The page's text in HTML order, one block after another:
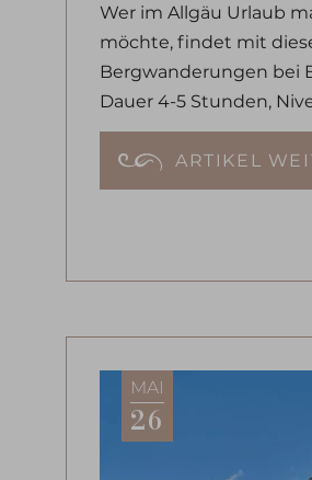
Wer im Allgäu Urlaub
möchte, findet mit
Bergwanderungen bei
Dauer 4-5 Stunden,
ARTIKEL
MAI
26